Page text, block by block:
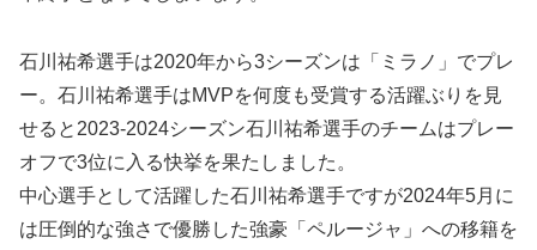
石川祐希選手は2020年から3シーズンは「ミラノ」でプレ
ー。石川祐希選手はMVPを何度も受賞する活躍ぶりを見
せると2023-2024シーズン石川祐希選手のチームはプレー
オフで3位に入る快挙を果たしました。
中心選手として活躍した石川祐希選手ですが2024年5月に
は圧倒的な強さで優勝した強豪「ペルージャ」への移籍を